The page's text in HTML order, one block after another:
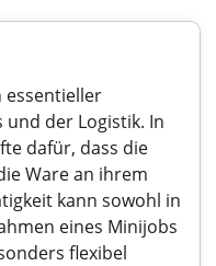
essentieller
und der Logistik. In
dafür, dass die
Ware an ihrem
kann sowohl in
eines Minijobs
flexibel